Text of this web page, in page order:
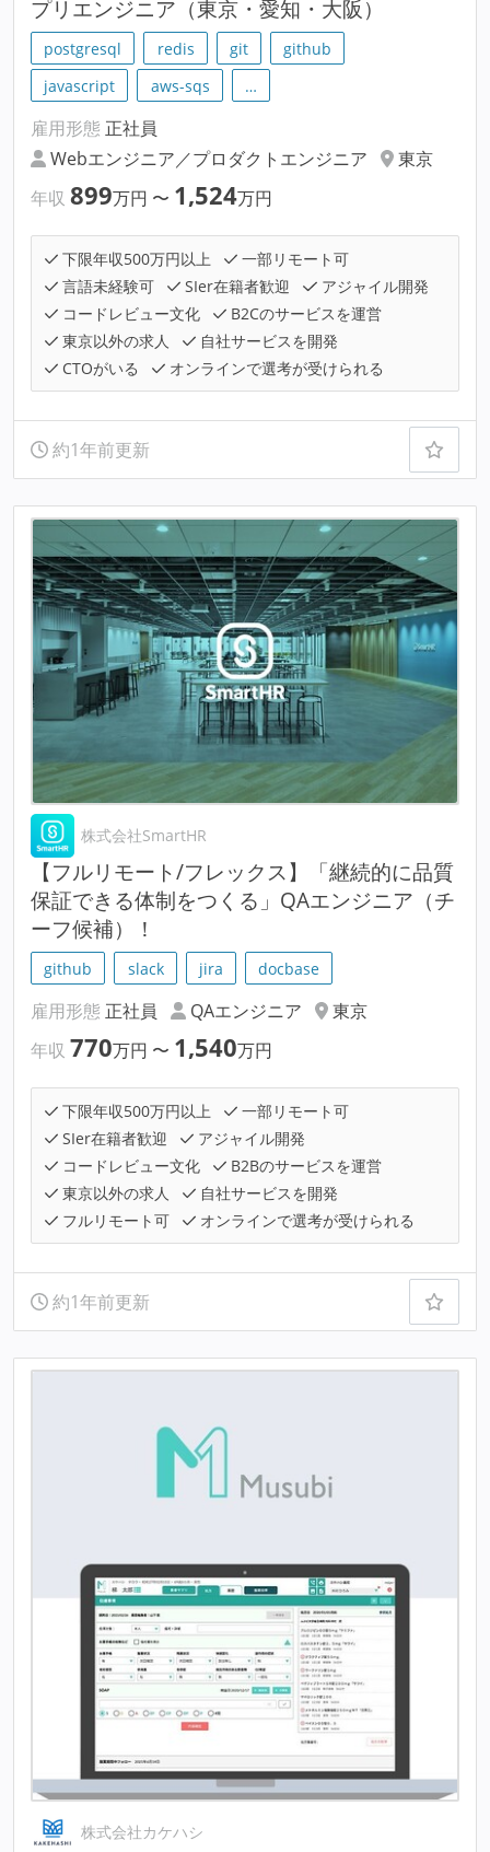
プリエンジニア（東京・愛知・大阪）
postgresql redis git
github
javascript
aws-sqs …
雇用形態 正社員
Webエンジニア／プロダクトエンジニア
東京
年収 899万円 〜 1,524万円
下限年収500万円以上
一部リモート可
言語未経験可
SIer在籍者歓迎
アジャイル開発
コードレビュー文化
B2Cのサービスを運営
東京以外の求人
自社サービスを開発
CTOがいる
オンラインで選考が受けられる
約1年前更新
株式会社SmartHR
【フルリモート/フレックス】「継続的に品質
保証できる体制をつくる」QAエンジニア（チ
ーフ候補）！
github slack jira docbase
雇用形態 正社員 QAエンジニア
東京
年収 770万円 〜 1,540万円
下限年収500万円以上
一部リモート可
SIer在籍者歓迎
アジャイル開発
コードレビュー文化
B2Bのサービスを運営
東京以外の求人
自社サービスを開発
フルリモート可
オンラインで選考が受けられる
約1年前更新
株式会社カケハシ